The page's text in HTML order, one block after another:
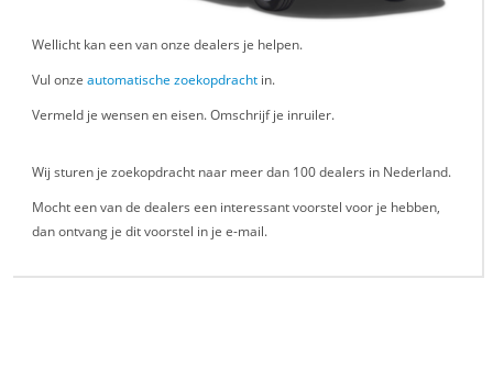
Wellicht kan een van onze dealers je helpen.
Vul onze automatische zoekopdracht in.
Vermeld je wensen en eisen. Omschrijf je inruiler.
Wij sturen je zoekopdracht naar meer dan 100 dealers in Nederland.
Mocht een van de dealers een interessant voorstel voor je hebben,
dan ontvang je dit voorstel in je e-mail.